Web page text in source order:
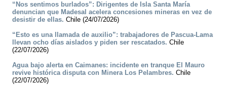
“Nos sentimos burlados”: Dirigentes de Isla Santa María
denuncian que Madesal acelera concesiones mineras en vez de
desistir de ellas. Chile (24/07/2026)
“Esto es una llamada de auxilio”: trabajadores de Pascua-Lama
llevan ocho días aislados y piden ser rescatados. Chile
(22/07/2026)
Agua bajo alerta en Caimanes: incidente en tranque El Mauro
revive histórica disputa con Minera Los Pelambres. Chile
(22/07/2026)